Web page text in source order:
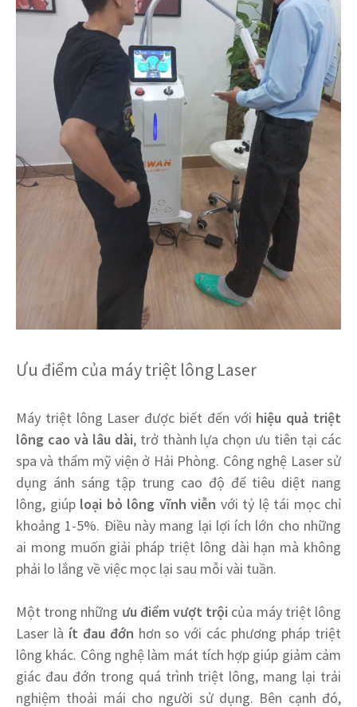
Ưu điểm của máy triệt lông Laser
Máy triệt lông Laser được biết đến với hiệu quả triệt
lông cao và lâu dài, trở thành lựa chọn ưu tiên tại các
spa và thẩm mỹ viện ở Hải Phòng. Công nghệ Laser sử
dụng ánh sáng tập trung cao độ để tiêu diệt nang
lông, giúp loại bỏ lông vĩnh viễn với tỷ lệ tái mọc chỉ
khoảng 1-5%. Điều này mang lại lợi ích lớn cho những
ai mong muốn giải pháp triệt lông dài hạn mà không
phải lo lắng về việc mọc lại sau mỗi vài tuần.
Một trong những ưu điểm vượt trội của máy triệt lông
Laser là ít đau đớn hơn so với các phương pháp triệt
lông khác. Công nghệ làm mát tích hợp giúp giảm cảm
giác đau đớn trong quá trình triệt lông, mang lại trải
nghiệm thoải mái cho người sử dụng. Bên cạnh đó,